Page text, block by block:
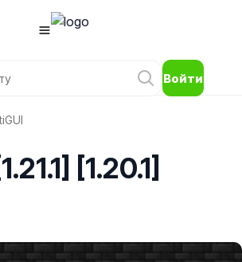
Войти
[1.20.1]